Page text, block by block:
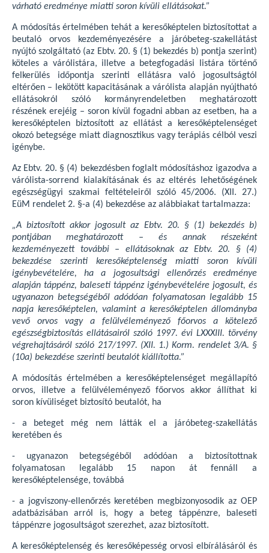
várható eredménye miatti soron kívüli ellátásokat.”
A módosítás értelmében tehát a keresőképtelen biztosítottat a
beutaló orvos kezdeményezésére a járóbeteg-szakellátást
nyújtó szolgáltató (az Ebtv. 20. § (1) bekezdés b) pontja szerint)
köteles a várólistára, illetve a betegfogadási listára történő
felkerülés időpontja szerinti ellátásra való jogosultságtól
eltérően – lekötött kapacitásának a várólista alapján nyújtható
ellátásokról szóló kormányrendeletben meghatározott
részének erejéig – soron kívül fogadni abban az esetben, ha a
keresőképtelen biztosított az ellátást a keresőképtelenséget
okozó betegsége miatt diagnosztikus vagy terápiás célból veszi
igénybe.
Az Ebtv. 20. § (4) bekezdésben foglalt módosításhoz igazodva a
várólista-sorrend kialakításának és az eltérés lehetőségének
egészségügyi szakmai feltételeiről szóló 45/2006. (XII. 27.)
EüM rendelet 2. §-a (4) bekezdése az alábbiakat tartalmazza:
„A biztosított akkor jogosult az Ebtv. 20. § (1) bekezdés b)
pontjában meghatározott – és annak részeként
kezdeményezett további – ellátásoknak az Ebtv. 20. § (4)
bekezdése szerinti keresőképtelenség miatti soron kívüli
igénybevételére, ha a jogosultsági ellenőrzés eredménye
alapján táppénz, baleseti táppénz igénybevételére jogosult, és
ugyanazon betegségéből adódóan folyamatosan legalább 15
napja keresőképtelen, valamint a keresőképtelen állományba
vevő orvos vagy a felülvéleményező főorvos a kötelező
egészségbiztosítás ellátásairól szóló 1997. évi LXXXIII. törvény
végrehajtásáról szóló 217/1997. (XII. 1.) Korm. rendelet 3/A. §
(10a) bekezdése szerinti beutalót kiállította.”
A módosítás értelmében a keresőképtelenséget megállapító
orvos, illetve a felülvéleményező főorvos akkor állíthat ki
soron kívüliséget biztosító beutalót, ha
- a beteget még nem látták el a járóbeteg-szakellátás
keretében és
- ugyanazon betegségéből adódóan a biztosítottnak
folyamatosan legalább 15 napon át fennáll a
keresőképtelensége, továbbá
- a jogviszony-ellenőrzés keretében megbizonyosodik az OEP
adatbázisában arról is, hogy a beteg táppénzre, baleseti
táppénzre jogosultságot szerezhet, azaz biztosított.
A keresőképtelenség és keresőképesség orvosi elbírálásáról és